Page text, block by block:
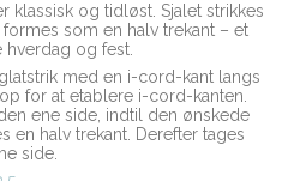
klassisk og tidløst. Sjalet strikkes
som en halv trekant – et
og fest.
med en i-cord-kant langs
for at etablere i-cord-kanten.
ene side, indtil den ønskede
en halv trekant. Derefter tages
side.